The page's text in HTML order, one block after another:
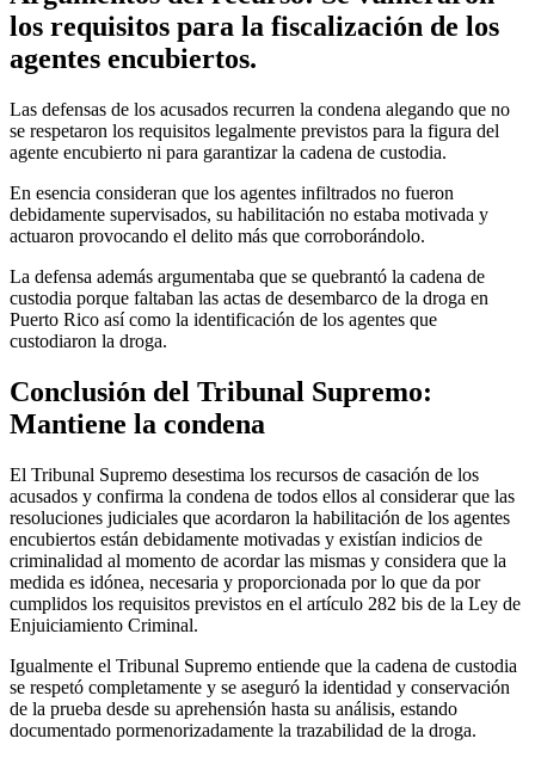
los requisitos para la fiscalización de los
agentes encubiertos.
Las defensas de los acusados recurren la condena alegando que no
se respetaron los requisitos legalmente previstos para la figura del
agente encubierto ni para garantizar la cadena de custodia.
En esencia consideran que los agentes infiltrados no fueron
debidamente supervisados, su habilitación no estaba motivada y
actuaron provocando el delito más que corroborándolo.
La defensa además argumentaba que se quebrantó la cadena de
custodia porque faltaban las actas de desembarco de la droga en
Puerto Rico así como la identificación de los agentes que
custodiaron la droga.
Conclusión del Tribunal Supremo:
Mantiene la condena
El Tribunal Supremo desestima los recursos de casación de los
acusados y confirma la condena de todos ellos al considerar que las
resoluciones judiciales que acordaron la habilitación de los agentes
encubiertos están debidamente motivadas y existían indicios de
criminalidad al momento de acordar las mismas y considera que la
medida es idónea, necesaria y proporcionada por lo que da por
cumplidos los requisitos previstos en el artículo 282 bis de la Ley de
Enjuiciamiento Criminal.
Igualmente el Tribunal Supremo entiende que la cadena de custodia
se respetó completamente y se aseguró la identidad y conservación
de la prueba desde su aprehensión hasta su análisis, estando
documentado pormenorizadamente la trazabilidad de la droga.